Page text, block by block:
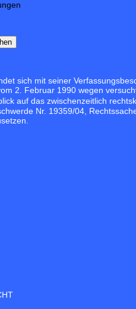
sich mit seiner
2. Februar 1990 wegen
auf das zwischenzeitlich
Nr. 19359/04,